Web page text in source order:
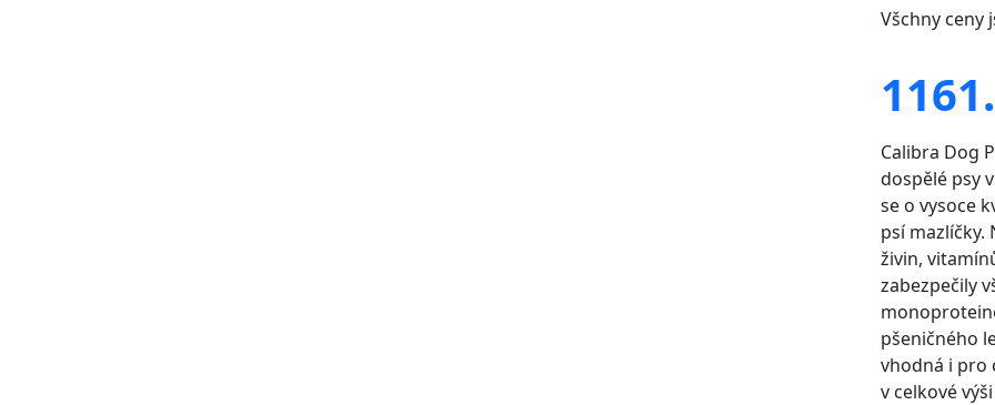
Všchny ceny
Calibra Dog
dospělé psy
se o vysoce
psí mazlíčky.
živin,
zabezpečily
pšeničného
vhodná i pro
v celkové